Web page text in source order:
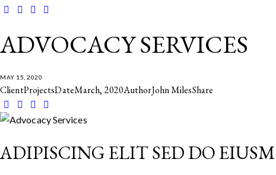
facebook-
twitter-
dribble-instagram
ADVOCACY SERVICES
MAY 15, 2020
ClientProjectsDateMarch, 2020AuthorJohn MilesShare
Twitter-
new
Facebook
Share-
email
Copy
URL
clipboard
ADIPISCING ELIT SED DO